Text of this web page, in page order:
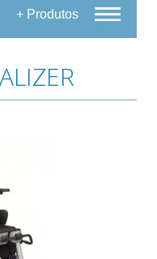
+ Produtos